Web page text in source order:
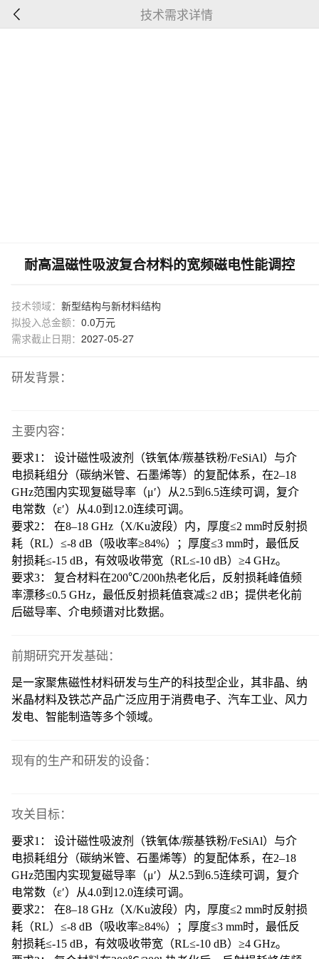
技术需求详情
耐高温磁性吸波复合材料的宽频磁电性能调控
技术领域： 新型结构与新材料结构
拟投入总金额： 0.0万元
需求截止日期： 2027-05-27
研发背景：
主要内容：
要求1： 设计磁性吸波剂（铁氧体/羰基铁粉/FeSiAl）与介
电损耗组分（碳纳米管、石墨烯等）的复配体系，在2–18
GHz范围内实现复磁导率（μ′）从2.5到6.5连续可调，复介
电常数（ε′）从4.0到12.0连续可调。
要求2： 在8–18 GHz（X/Ku波段）内，厚度≤2 mm时反射损
耗（RL）≤-8 dB（吸收率≥84%）；厚度≤3 mm时，最低反
射损耗≤-15 dB，有效吸收带宽（RL≤-10 dB）≥4 GHz。
要求3： 复合材料在200℃/200h热老化后，反射损耗峰值频
率漂移≤0.5 GHz，最低反射损耗值衰减≤2 dB；提供老化前
后磁导率、介电频谱对比数据。
前期研究开发基础：
是一家聚焦磁性材料研发与生产的科技型企业，其非晶、纳
米晶材料及铁芯产品广泛应用于消费电子、汽车工业、风力
发电、智能制造等多个领域。
现有的生产和研发的设备：
攻关目标：
要求1： 设计磁性吸波剂（铁氧体/羰基铁粉/FeSiAl）与介
电损耗组分（碳纳米管、石墨烯等）的复配体系，在2–18
GHz范围内实现复磁导率（μ′）从2.5到6.5连续可调，复介
电常数（ε′）从4.0到12.0连续可调。
要求2： 在8–18 GHz（X/Ku波段）内，厚度≤2 mm时反射损
耗（RL）≤-8 dB（吸收率≥84%）；厚度≤3 mm时，最低反
射损耗≤-15 dB，有效吸收带宽（RL≤-10 dB）≥4 GHz。